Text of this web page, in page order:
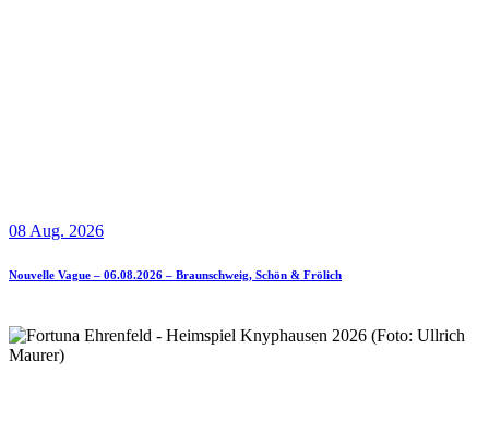
08 Aug. 2026
Nouvelle Vague – 06.08.2026 – Braunschweig, Schön & Frölich